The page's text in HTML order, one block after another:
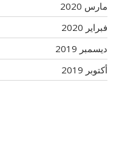
مارس 2020
فبراير 2020
ديسمبر 2019
أكتوبر 2019